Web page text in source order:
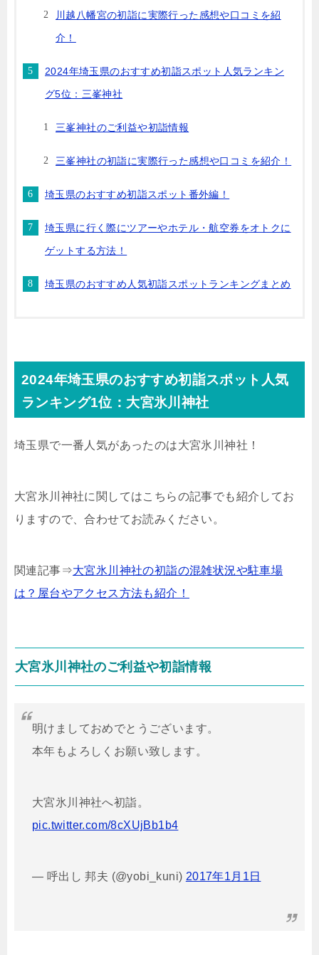
川越八幡宮の初詣に実際行った感想や口コミを紹
介！
2024年埼玉県のおすすめ初詣スポット人気ランキン
グ5位：三峯神社
三峯神社のご利益や初詣情報
三峯神社の初詣に実際行った感想や口コミを紹介！
埼玉県のおすすめ初詣スポット番外編！
埼玉県に行く際にツアーやホテル・航空券をオトクに
ゲットする方法！
埼玉県のおすすめ人気初詣スポットランキングまとめ
2024年埼玉県のおすすめ初詣スポット人気
ランキング1位：大宮氷川神社
埼玉県で一番人気があったのは大宮氷川神社！
大宮氷川神社に関してはこちらの記事でも紹介してお
りますので、合わせてお読みください。
関連記事⇒大宮氷川神社の初詣の混雑状況や駐車場
は？屋台やアクセス方法も紹介！
大宮氷川神社のご利益や初詣情報
明けましておめでとうございます。
本年もよろしくお願い致します。
大宮氷川神社へ初詣。
pic.twitter.com/8cXUjBb1b4
— 呼出し 邦夫 (@yobi_kuni) 2017年1月1日